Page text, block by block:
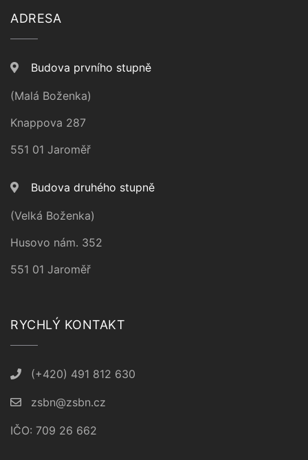
ADRESA
Budova prvního stupně
(Malá Boženka)
Knappova 287
551 01 Jaroměř
Budova druhého stupně
(Velká Boženka)
Husovo nám. 352
551 01 Jaroměř
RYCHLÝ KONTAKT
(+420) 491 812 630
zsbn@zsbn.cz
IČO: 709 26 662